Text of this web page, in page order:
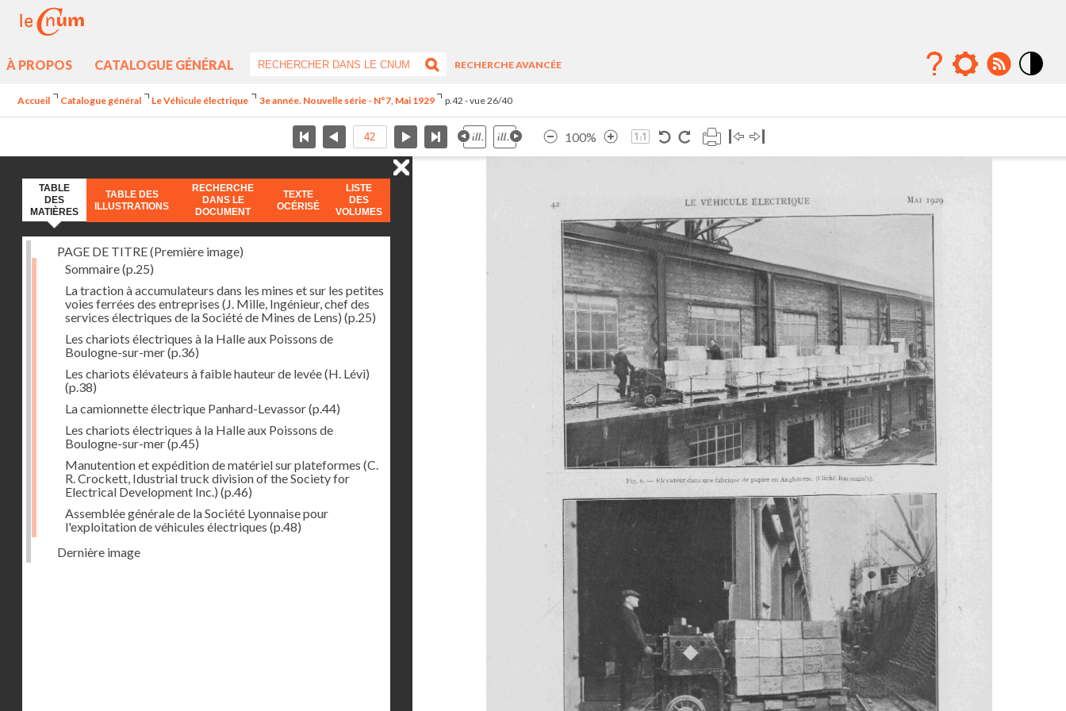
À PROPOS CATALOGUE GÉNÉRAL
RECHERCHE AVANCÉE
Accueil Catalogue général Le Véhicule électrique 3e année. Nouvelle série - N°7, Mai 1929 p.42 - vue 26/40
100%
TABLE
DES
MATIÈRES
TABLE DES
ILLUSTRATIONS
RECHERCHE
DANS LE
DOCUMENT
TEXTE
OCÉRISÉ
LISTE
DES
VOLUMES
PAGE DE TITRE (Première image)
Sommaire(p.25)
La traction à accumulateurs dans les mines et sur les petites
voies ferrées des entreprises (J. Mille, Ingénieur, chef des
services électriques de la Société de Mines de Lens) (p.25)
Les chariots électriques à la Halle aux Poissons de
Boulogne-sur-mer(p.36)
Les chariots élévateurs à faible hauteur de levée (H. Lévi)
(p.38)
La camionnette électrique Panhard-Levassor(p.44)
Les chariots électriques à la Halle aux Poissons de
Boulogne-sur-mer(p.45)
Manutention et expédition de matériel sur plateformes (C.
R. Crockett, Idustrial truck division of the Society for
Electrical Development Inc.) (p.46)
Assemblée générale de la Société Lyonnaise pour
l'exploitation de véhicules électriques (p.48)
Dernière image